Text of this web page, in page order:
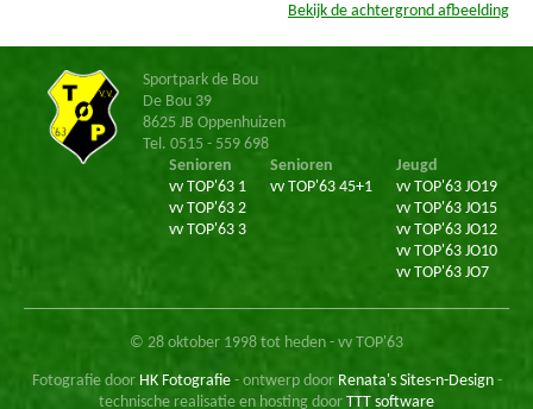
Bekijk de achtergrond afbeelding
Sportpark de Bou
De Bou 39
8625 JB Oppenhuizen
Tel. 0515 - 559 698
Senioren
vv TOP'63 1
vv TOP'63 2
vv TOP'63 3
Senioren
vv TOP'63 45+1
Jeugd
vv TOP'63 JO19
vv TOP'63 JO15
vv TOP'63 JO12
vv TOP'63 JO10
vv TOP'63 JO7
© 28 oktober 1998 tot heden - vv TOP'63
Fotografie door HK Fotografie- ontwerp door Renata's Sites-n-Design-
technische realisatie en hosting door TTT software